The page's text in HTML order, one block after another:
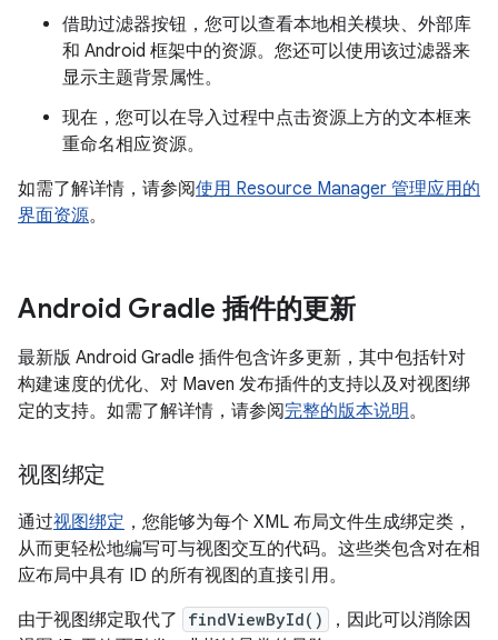
借助过滤器按钮，您可以查看本地相关模块、外部库
和 Android 框架中的资源。您还可以使用该过滤器来
显示主题背景属性。
现在，您可以在导入过程中点击资源上方的文本框来
重命名相应资源。
如需了解详情，请参阅使用 Resource Manager 管理应用的
界面资源。
Android Gradle 插件的更新
最新版 Android Gradle 插件包含许多更新，其中包括针对
构建速度的优化、对 Maven 发布插件的支持以及对视图绑
定的支持。如需了解详情，请参阅完整的版本说明。
视图绑定
通过视图绑定 ，您能够为每个 XML 布局文件生成绑定类，
从而更轻松地编写可与视图交互的代码。这些类包含对在相
应布局中具有 ID 的所有视图的直接引用。
由于视图绑定取代了
findViewById()
，因此可以消除因